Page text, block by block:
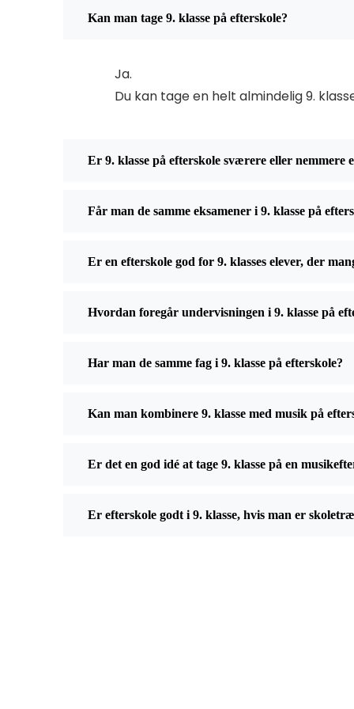
Kan man tage 9. klasse på efterskole?
Ja.
Du kan tage en helt almindelig 9.
Er 9. klasse på efterskole sværere eller nemmere
Får man de samme eksamener i 9. klasse på
Er en efterskole god for 9. klasses elever, der
Hvordan foregår undervisningen i 9. klasse på
Har man de samme fag i 9. klasse på efterskole?
Kan man kombinere 9. klasse med musik på
Er det en god idé at tage 9. klasse på en
Er efterskole godt i 9. klasse, hvis man er